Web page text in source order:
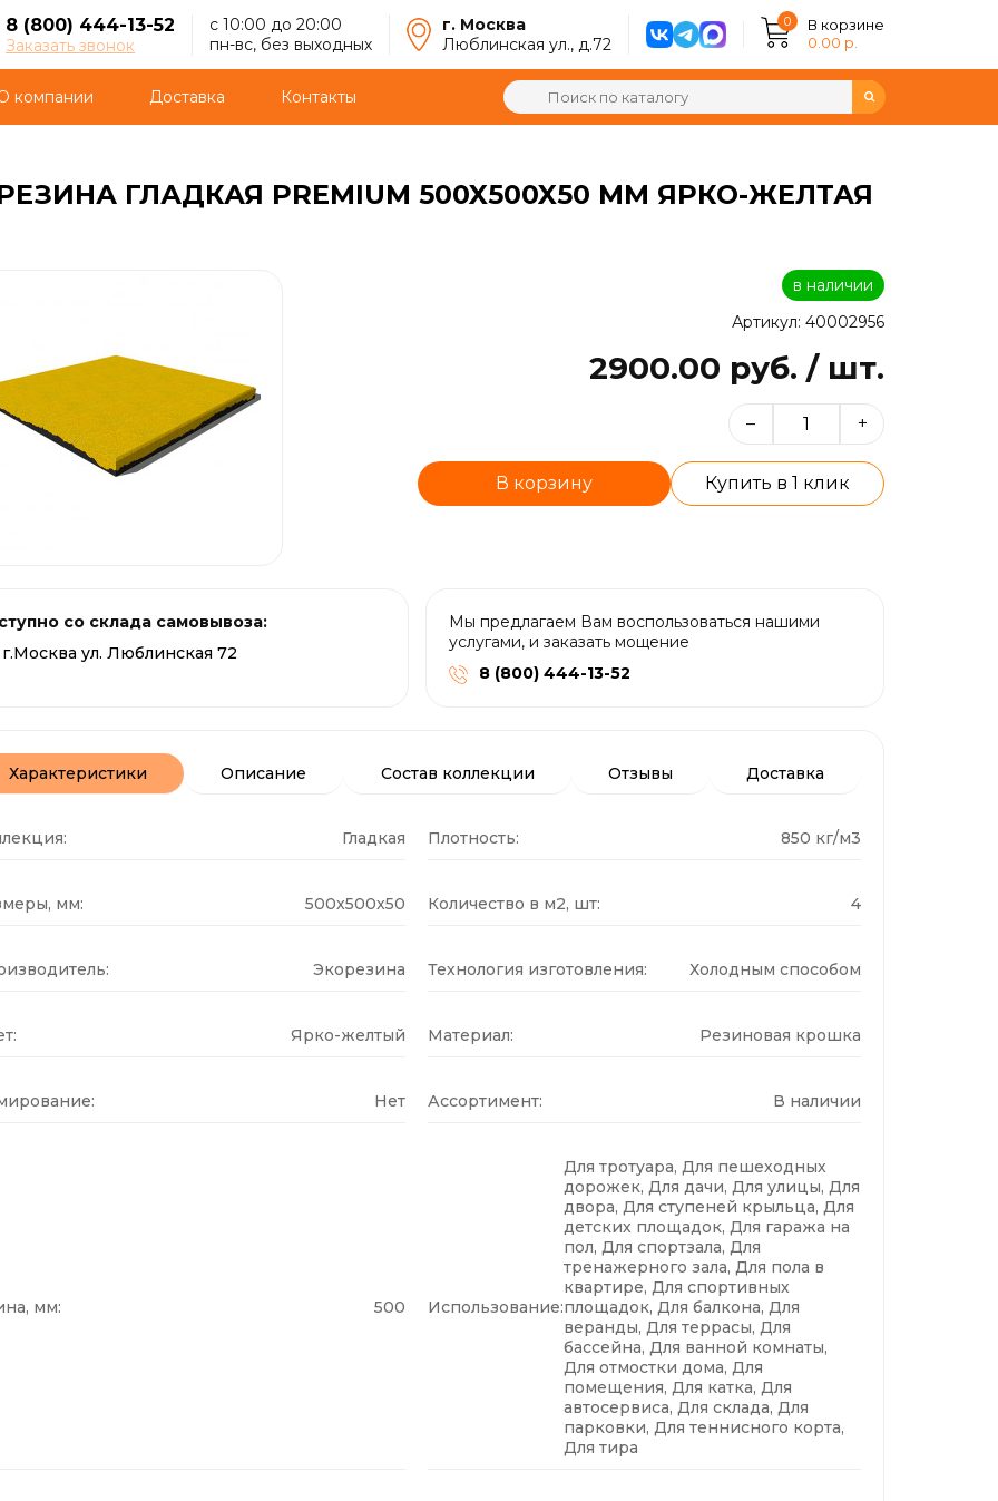
8 (800) 444-13-52
Заказать звонок
с 10:00 до 20:00
пн-вс, без выходных
г. Москва
Люблинская ул., д.72
0
В корзине
0.00 р.
компании Доставка Контакты
ГЛАДКАЯ PREMIUM 500X500X50 ММ ЯРКО-ЖЕЛТАЯ
в наличии
Артикул: 40002956
2900.00 руб. / шт.
– +
В корзину Купить в 1 клик
со склада самовывоза:
г.Москва ул. Люблинская 72
Мы предлагаем Вам воспользоваться нашими
услугами, и заказать мощение
8 (800) 444-13-52
Характеристики Описание Состав коллекции Отзывы Доставка
Гладкая Плотность: 850 кг/м3
мм: 500x500x50 Количество в м2, шт: 4
Экорезина Технология изготовления: Холодным способом
Ярко-желтый Материал: Резиновая крошка
Нет Ассортимент: В наличии
мм: 500 Использование:
Для тротуара, Для пешеходных
дорожек, Для дачи, Для улицы, Для
двора, Для ступеней крыльца, Для
детских площадок, Для гаража на
пол, Для спортзала, Для
тренажерного зала, Для пола в
квартире, Для спортивных
площадок, Для балкона, Для
веранды, Для террасы, Для
бассейна, Для ванной комнаты,
Для отмостки дома, Для
помещения, Для катка, Для
автосервиса, Для склада, Для
парковки, Для теннисного корта,
Для тира